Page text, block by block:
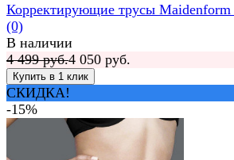
Корректирующие трусы
(0)
В наличии
4 499 руб.4 050 руб.
СКИДКА!
-15%